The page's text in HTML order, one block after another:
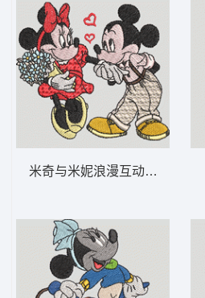
米奇与米妮浪漫互动 米奇爱米